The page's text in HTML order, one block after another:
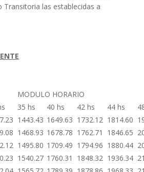
Transitoria las establecidas a
MODULO HORARIO
35 hs 40 hs 42 hs 44 hs
1443.43 1649.63 1732.12 1814.60
1468.93 1678.78 1762.71 1846.65
1495.80 1709.49 1794.96 1880.44
1540.27 1760.31 1848.32 1936.34